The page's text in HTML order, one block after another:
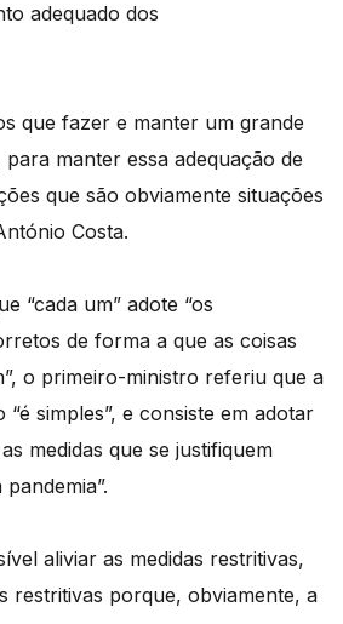
adequado dos
que fazer e manter um grande
manter essa adequação de
que são obviamente situações
Costa.
“cada um” adote “os
de forma a que as coisas
o primeiro-ministro referiu que a
simples”, e consiste em adotar
medidas que se justifiquem
aliviar as medidas restritivas,
restritivas porque, obviamente, a